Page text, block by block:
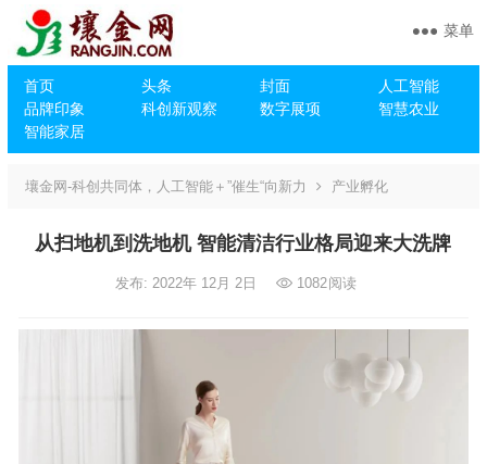
首页 头条 封面
人工智能
品牌印象
科创新观察 数字展项
智慧农业
智能家居
菜单
壤金网-科创共同体，人工智能＋”催生“向新力 产业孵化
从扫地机到洗地机 智能清洁行业格局迎来大洗牌
发布: 2022年 12月 2日 1082阅读